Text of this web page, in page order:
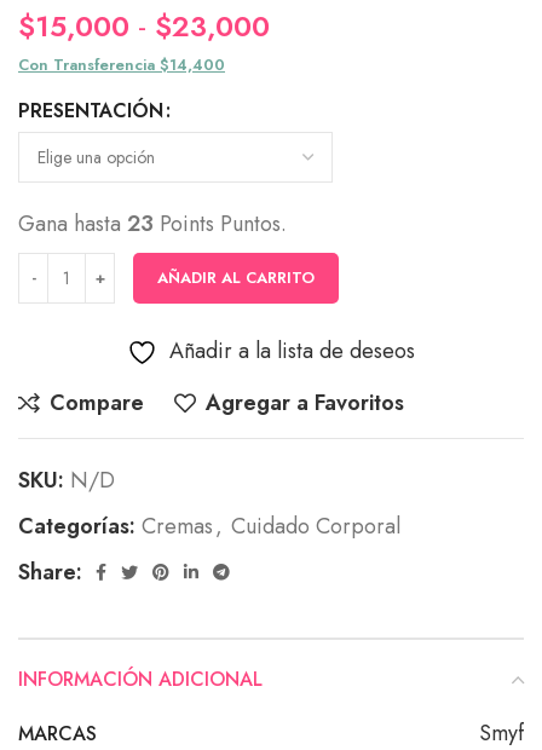
$15,000 - $23,000
desde
$15,000
hasta
$23,000
Con Transferencia $14,400
PRESENTACIÓN
Gana hasta 23 Points Puntos.
AÑADIR AL CARRITO
Añadir a la lista de deseos
Compare
Agregar a Favoritos
SKU: N/D
Categorías: Cremas, Cuidado Corporal
Share:
INFORMACIÓN ADICIONAL
MARCAS
Smyf